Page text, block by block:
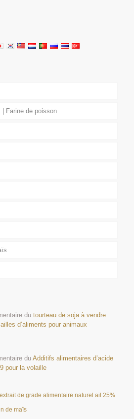
Farine de poisson
dutourteau de soja à vendre
d’aliments pour animaux
duAdditifs alimentaires d’acide
pour la volaille
de grade alimentaire naturel ail 25%
de maïs